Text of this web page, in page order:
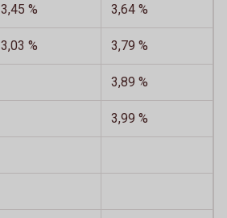
3,45 % 3,64 %
3,03 % 3,79 %
3,89 %
3,99 %